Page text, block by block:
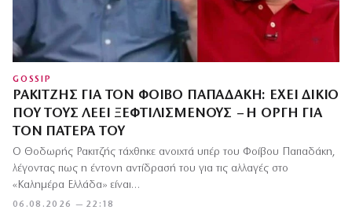
GOSSIP
ΡΑΚΙΤΖΉΣ ΓΙΑ ΤΟΝ ΦΟΊΒΟ ΠΑΠΑΔΆΚΗ: ΈΧΕΙ ΔΊΚΙΟ
ΠΟΥ ΤΟΥΣ ΛΈΕΙ ΞΕΦΤΙΛΙΣΜΈΝΟΥΣ – Η ΟΡΓΉ ΓΙΑ
ΤΟΝ ΠΑΤΈΡΑ ΤΟΥ
06.08.2026 — 22:18
Ο Θοδωρής Ρακιτζής τάχθηκε ανοιχτά υπέρ του Φοίβου Παπαδάκη,
λέγοντας πως η έντονη αντίδρασή του για τις αλλαγές στο
«Καλημέρα Ελλάδα» είναι…